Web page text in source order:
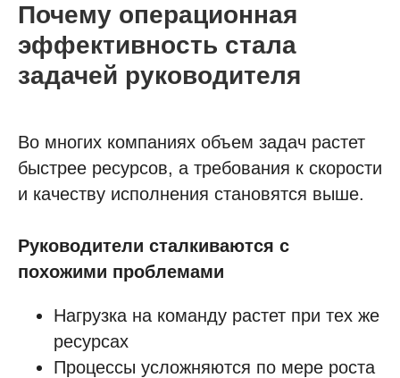
Почему операционная
эффективность стала
задачей руководителя
Во многих компаниях объем задач растет
быстрее ресурсов, а требования к скорости
и качеству исполнения становятся выше.
Руководители сталкиваются с
похожими проблемами
Нагрузка на команду растет при тех же
ресурсах
Процессы усложняются по мере роста